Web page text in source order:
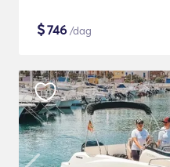
$746 /dag